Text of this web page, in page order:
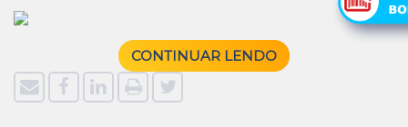
CONTINUAR LENDO